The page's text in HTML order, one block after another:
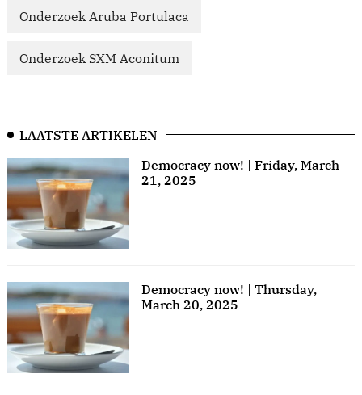
Onderzoek Aruba Portulaca
Onderzoek SXM Aconitum
LAATSTE ARTIKELEN
Democracy now! | Friday, March
21, 2025
Democracy now! | Thursday,
March 20, 2025